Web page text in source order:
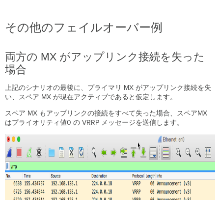
その他のフェイルオーバー例
両方の MX がアップリンク接続を失った
場合
上記のシナリオの最後に、プライマリ MX がアップリンク接続を失
い、スペア MX が現在アクティブであると仮定します。
スペア MX もアップリンクの接続をすべて失った場合、スペアMX
はプライオリティ値0 の VRRP メッセージを送信します。